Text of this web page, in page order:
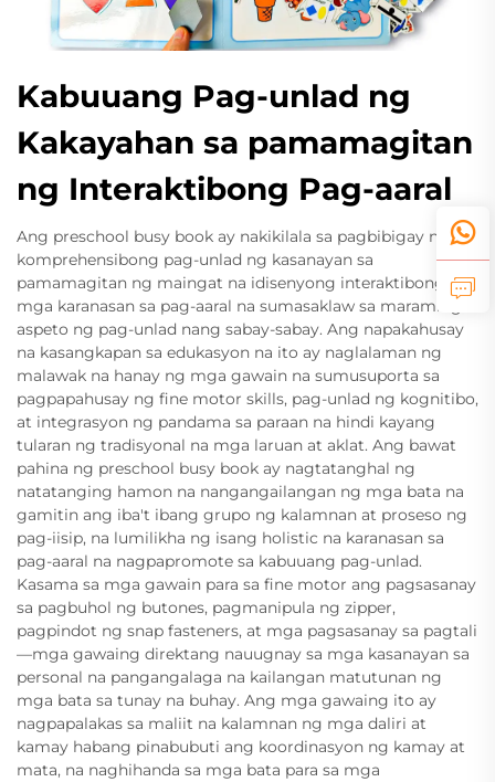
Kabuuang Pag-unlad ng
Kakayahan sa pamamagitan
ng Interaktibong Pag-aaral
Ang preschool busy book ay nakikilala sa pagbibigay ng
komprehensibong pag-unlad ng kasanayan sa
pamamagitan ng maingat na idisenyong interaktibong
mga karanasan sa pag-aaral na sumasaklaw sa maraming
aspeto ng pag-unlad nang sabay-sabay. Ang napakahusay
na kasangkapan sa edukasyon na ito ay naglalaman ng
malawak na hanay ng mga gawain na sumusuporta sa
pagpapahusay ng fine motor skills, pag-unlad ng kognitibo,
at integrasyon ng pandama sa paraan na hindi kayang
tularan ng tradisyonal na mga laruan at aklat. Ang bawat
pahina ng preschool busy book ay nagtatanghal ng
natatanging hamon na nangangailangan ng mga bata na
gamitin ang iba't ibang grupo ng kalamnan at proseso ng
pag-iisip, na lumilikha ng isang holistic na karanasan sa
pag-aaral na nagpapromote sa kabuuang pag-unlad.
Kasama sa mga gawain para sa fine motor ang pagsasanay
sa pagbuhol ng butones, pagmanipula ng zipper,
pagpindot ng snap fasteners, at mga pagsasanay sa pagtali
—mga gawaing direktang nauugnay sa mga kasanayan sa
personal na pangangalaga na kailangan matutunan ng
mga bata sa tunay na buhay. Ang mga gawaing ito ay
nagpapalakas sa maliit na kalamnan ng mga daliri at
kamay habang pinabubuti ang koordinasyon ng kamay at
mata, na naghihanda sa mga bata para sa mga